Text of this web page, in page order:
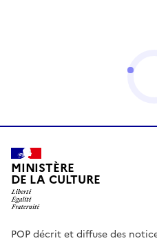
MINISTÈRE
DE LA CULTURE
POP décrit et diffuse des